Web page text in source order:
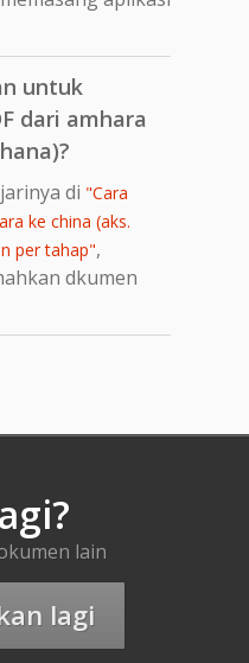
untuk
dari amhara
di "Cara
ke china (aks.
per tahap",
dkumen
lain
lagi